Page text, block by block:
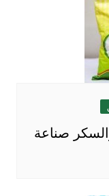
صناعة